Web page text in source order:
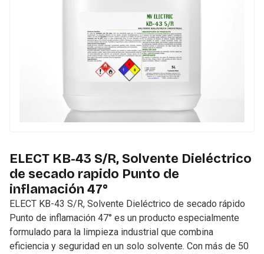
ELECT KB-43 S/R, Solvente Dieléctrico
de secado rapido Punto de
inflamación 47°
ELECT KB-43 S/R, Solvente Dieléctrico de secado rápido
Punto de inflamación 47° es un producto especialmente
formulado para la limpieza industrial que combina
eficiencia y seguridad en un solo solvente. Con más de 50